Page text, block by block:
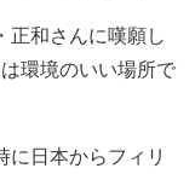
正和さんに嘆願し
環境のいい場所で
に日本からフィリ